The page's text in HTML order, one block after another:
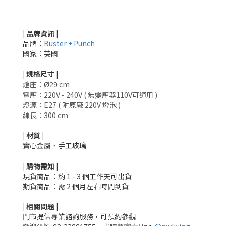
| 品牌資訊 |
品牌： Buster + Punch
國家：英國
| 規格尺寸 |
燈座： Ø29 cm
電壓：220V - 240V ( 無變壓器110V可通用 )
燈源：E27 ( 附原廠 220V 燈泡 )
線長：300 cm
| 材質 |
實心金屬、手工玻璃
| 購物需知 |
現貨商品：約 1 - 3 個工作天可出貨
期貨商品：需 2 個月左右時間到貨
| 相關問題 |
門市提供專業諮詢服務，可預約參觀